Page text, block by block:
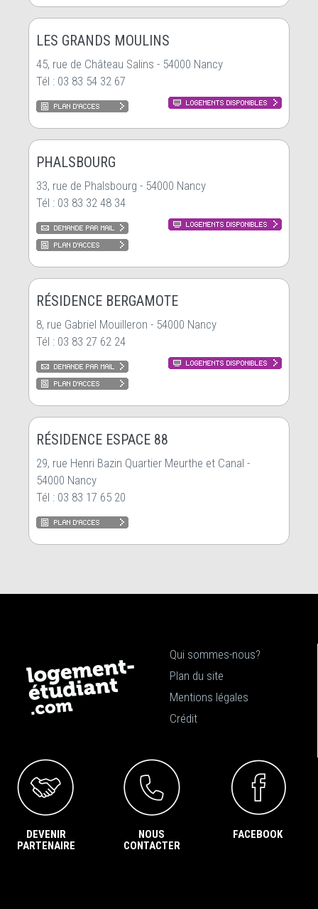
LES GRANDS MOULINS
45, rue de Château Salins - 54000 Nancy
Tél : 03 83 54 32 67
PHALSBOURG
33, rue de Phalsbourg - 54000 Nancy
Tél : 03 83 32 48 34
RÉSIDENCE BERGAMOTE
8, rue Gabriel Mouilleron - 54000 Nancy
Tél : 03 83 27 62 24
RÉSIDENCE ESPACE 88
29, rue Henri Bazin Quartier Meurthe et Canal -
54000 Nancy
Tél : 03 83 17 65 20
Qui sommes-nous?
Plan du site
Mentions légales
Crédit
DEVENIR
PARTENAIRE
NOUS
CONTACTER
FACEBOOK